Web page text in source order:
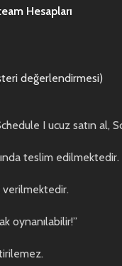
Hesapları
değerlendirmesi)
I ucuz satın al,
teslim edilmektedir.
verilmektedir.
oynanılabilir!”